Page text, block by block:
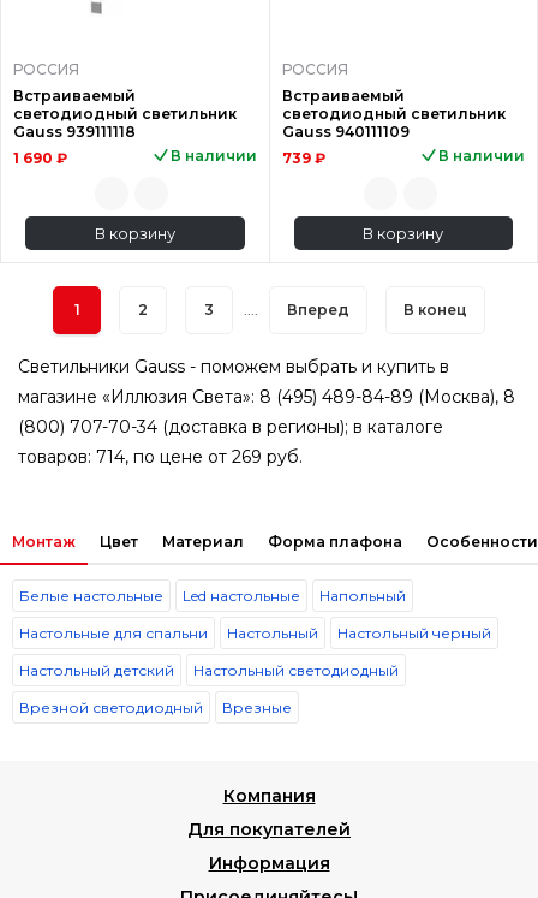
РОССИЯ
Встраиваемый
светодиодный светильник
Gauss 939111118
1 690 ₽
В наличии
В корзину
РОССИЯ
Встраиваемый
светодиодный светильник
Gauss 940111109
739 ₽
В наличии
В корзину
1 2 3 Вперед В конец
Светильники Gauss - поможем выбрать и купить в
магазине «Иллюзия Света»: 8 (495) 489-84-89 (Москва), 8
(800) 707-70-34 (доставка в регионы); в каталоге
товаров: 714, по цене от 269 руб.
Монтаж Цвет Материал Форма плафона Особенности
Белые настольные Led настольные Напольный
Настольные для спальни Настольный Настольный черный
Настольный детский Настольный светодиодный
Врезной светодиодный Врезные
Компания
Для покупателей
Информация